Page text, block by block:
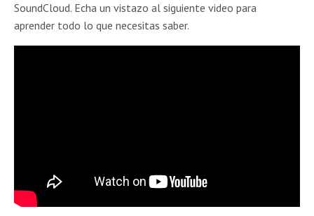
SoundCloud. Echa un vistazo al siguiente video para
aprender todo lo que necesitas saber.